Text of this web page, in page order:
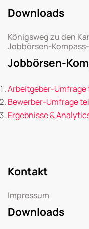
Downloads
Königsweg zu den
Jobbörsen-
Jobbörsen-
Arbeitgeber-
Bewerber-Umfrage
Ergebnisse &
Kontakt
Impressum
Downloads